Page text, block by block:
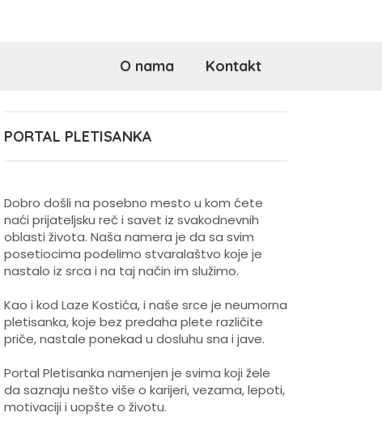
Kontakt
O nama
PORTAL PLETISANKA
Dobro došli na posebno mesto u kom ćete
naći prijateljsku reč i savet iz svakodnevnih
oblasti života. Naša namera je da sa svim
posetiocima podelimo stvaralaštvo koje je
nastalo iz srca i na taj način im služimo.
Kao i kod Laze Kostića, i naše srce je neumorna
pletisanka, koje bez predaha plete različite
priče, nastale ponekad u dosluhu sna i jave.
Portal Pletisanka namenjen je svima koji žele
da saznaju nešto više o karijeri, vezama, lepoti,
motivaciji i uopšte o životu.